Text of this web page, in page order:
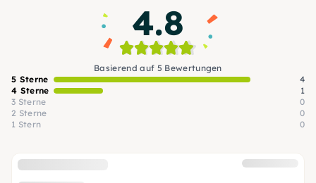
4.8
Basierend auf 5 Bewertungen
5 Sterne
4
4 Sterne
1
3 Sterne
0
2 Sterne
0
1 Stern
0